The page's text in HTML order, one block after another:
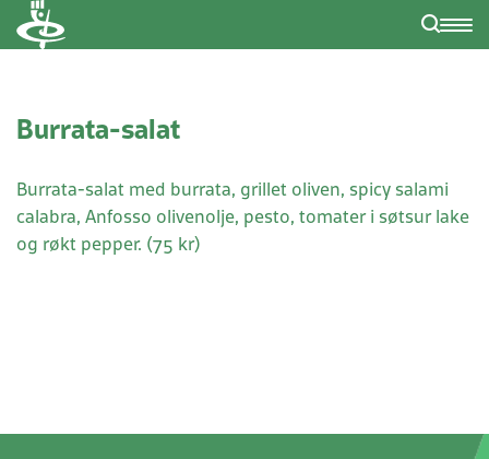
Burrata-salat
Burrata-salat med burrata, grillet oliven, spicy salami
calabra, Anfosso olivenolje, pesto, tomater i søtsur lake
og røkt pepper. (75 kr)